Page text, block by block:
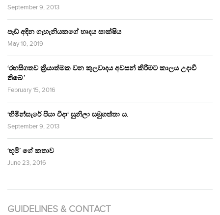
September 9, 2013
පෑඩ් අඳින ගැහැනියකගේ හෘදය සාක්ෂිය
May 10, 2019
‘රහසිගතව ක්‍රියාත්මක වන කුලවාදය අවසන් කිරීමට කාලය උදාවී
තිබේ.’
February 15, 2016
‘හිමින්සැරේ පියා විදා‘ සුනිලා සමුගත්තා ය.
September 9, 2013
‘භූමි’ ගේ කතාව
June 23, 2016
GUIDELINES & CONTACT